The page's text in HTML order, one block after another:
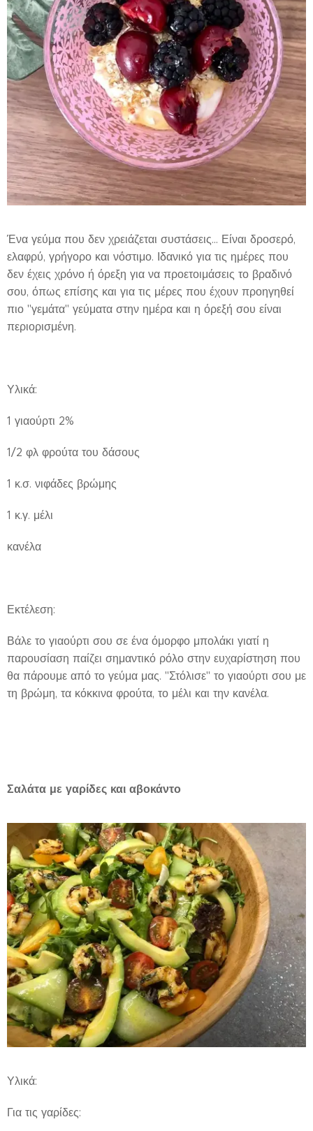
Ένα γεύμα που δεν χρειάζεται συστάσεις... Είναι δροσερό,
ελαφρύ, γρήγορο και νόστιμο. Ιδανικό για τις ημέρες που
δεν έχεις χρόνο ή όρεξη για να προετοιμάσεις το βραδινό
σου, όπως επίσης και για τις μέρες που έχουν προηγηθεί
πιο "γεμάτα" γεύματα στην ημέρα και η όρεξή σου είναι
περιορισμένη.
Υλικά:
1 γιαούρτι 2%
1/2 φλ φρούτα του δάσους
1 κ.σ. νιφάδες βρώμης
1 κ.γ. μέλι
κανέλα
Εκτέλεση:
Βάλε το γιαούρτι σου σε ένα όμορφο μπολάκι γιατί η
παρουσίαση παίζει σημαντικό ρόλο στην ευχαρίστηση που
θα πάρουμε από το γεύμα μας. "Στόλισε" το γιαούρτι σου με
τη βρώμη, τα κόκκινα φρούτα, το μέλι και την κανέλα.
Σαλάτα με γαρίδες και αβοκάντο
Υλικά:
Για τις γαρίδες: